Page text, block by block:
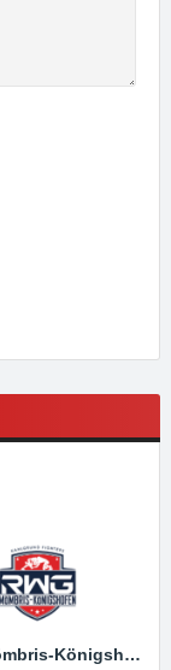
RWG Mömbris-Königshofen